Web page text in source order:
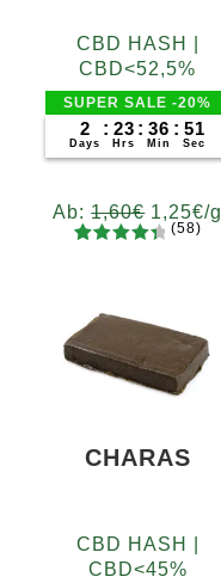
CBD HASH |
CBD<52,5%
SUPER SALE -20%
2
Days
: 23
Hrs
: 36
Min
: 49
Sec
Ab:1,60€ 1,25€/g
von 5,
basieren
d auf
Kundenb
(58)
CHARAS
CBD HASH |
CBD<45%